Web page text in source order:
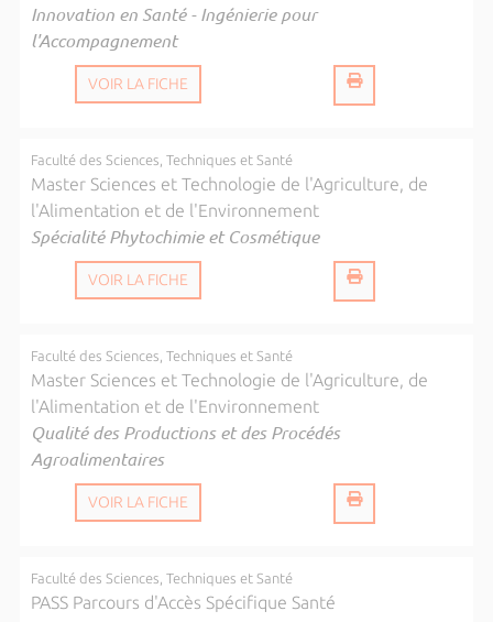
Innovation en Santé - Ingénierie pour
l'Accompagnement
VOIR LA FICHE
Faculté des Sciences, Techniques et Santé
Master Sciences et Technologie de l'Agriculture, de
l'Alimentation et de l'Environnement
Spécialité Phytochimie et Cosmétique
VOIR LA FICHE
Faculté des Sciences, Techniques et Santé
Master Sciences et Technologie de l'Agriculture, de
l'Alimentation et de l'Environnement
Qualité des Productions et des Procédés
Agroalimentaires
VOIR LA FICHE
Faculté des Sciences, Techniques et Santé
PASS Parcours d'Accès Spécifique Santé